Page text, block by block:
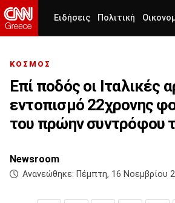
Ειδήσεις Πολιτική
ΚΟΣΜΟΣ
Επί ποδός οι Ιταλικές
εντοπισμό 22χρονης
του πρώην συντρόφου
Newsroom
Ανανεώθηκε: Πέμπτη, 16 Νοεμβρίου